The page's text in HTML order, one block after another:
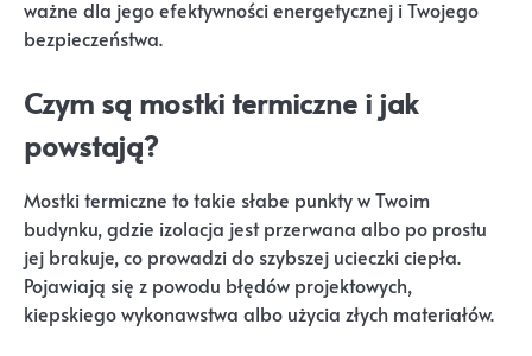
ważne dla jego efektywności energetycznej i Twojego
bezpieczeństwa.
Czym są mostki termiczne i jak
powstają?
Mostki termiczne to takie słabe punkty w Twoim
budynku, gdzie izolacja jest przerwana albo po prostu
jej brakuje, co prowadzi do szybszej ucieczki ciepła.
Pojawiają się z powodu błędów projektowych,
kiepskiego wykonawstwa albo użycia złych materiałów.